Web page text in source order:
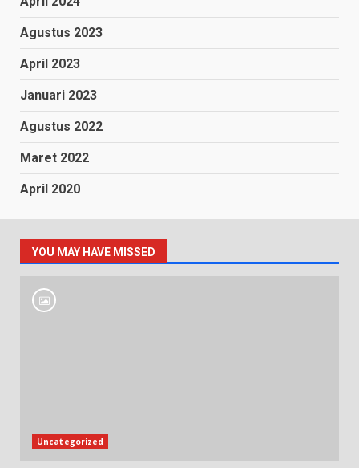
Agustus 2023
April 2023
Januari 2023
Agustus 2022
Maret 2022
April 2020
YOU MAY HAVE MISSED
Uncategorized